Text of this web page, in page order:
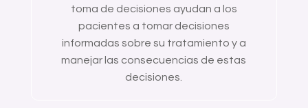
toma de decisiones ayudan a los
pacientes a tomar decisiones
informadas sobre su tratamiento y a
manejar las consecuencias de estas
decisiones.